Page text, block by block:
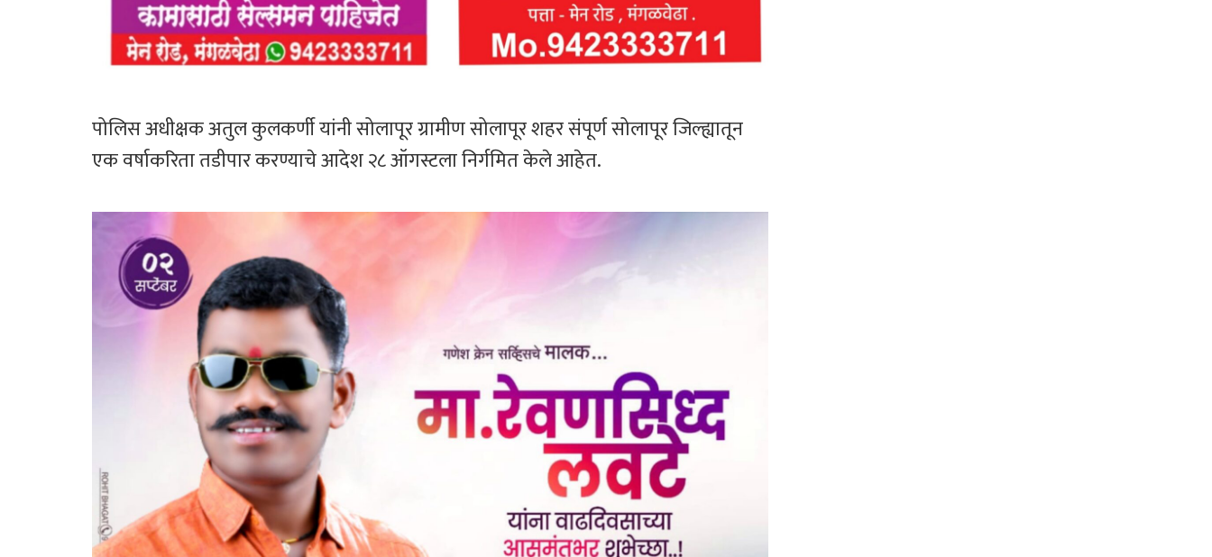
पोलिस अधीक्षक अतुल कुलकर्णी यांनी सोलापूर ग्रामीण सोलापूर शहर संपूर्ण सोलापूर जिल्ह्यातून
एक वर्षाकरिता तडीपार करण्याचे आदेश २८ ऑगस्टला निर्गमित केले आहेत.